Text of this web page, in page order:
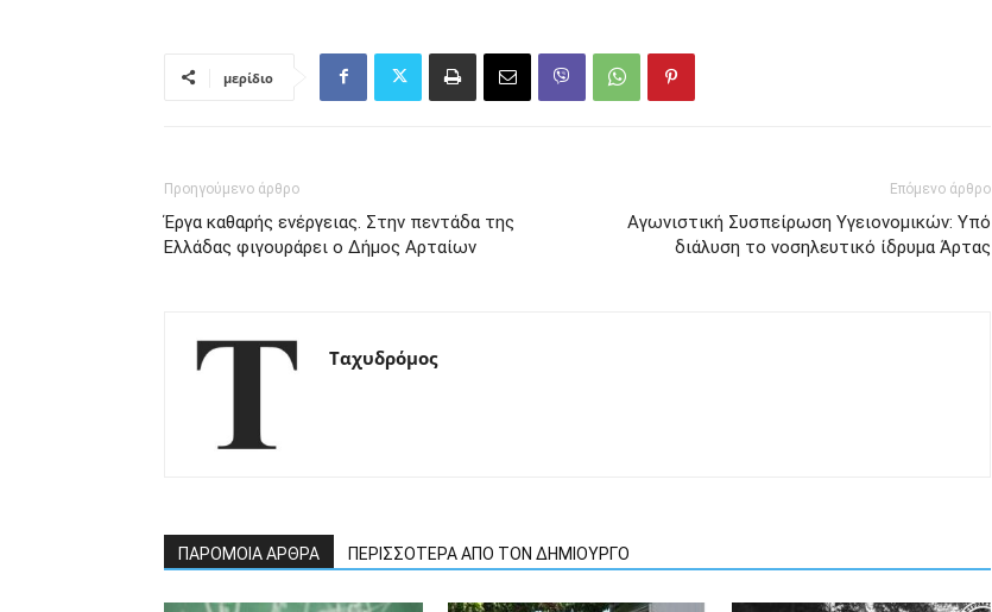
μερίδιο
Προηγούμενο άρθρο
Έργα καθαρής ενέργειας. Στην πεντάδα της
Ελλάδας φιγουράρει ο Δήμος Αρταίων
Επόμενο άρθρο
Αγωνιστική Συσπείρωση Υγειονομικών: Υπό
διάλυση το νοσηλευτικό ίδρυμα Άρτας
Ταχυδρόμος
ΠΑΡΟΜΟΙΑ ΑΡΘΡΑ ΠΕΡΙΣΣΟΤΕΡΑ ΑΠΟ ΤΟΝ ΔΗΜΙΟΥΡΓΟ